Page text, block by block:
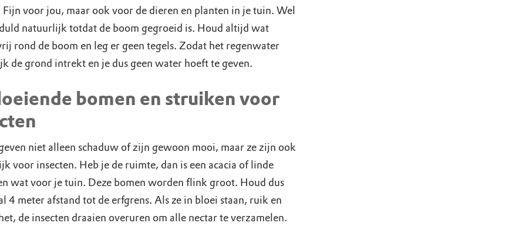
Fijn voor jou, maar ook voor de dieren en planten in je tuin. Wel
natuurlijk totdat de boom gegroeid is. Houd altijd wat
rond de boom en leg er geen tegels. Zodat het regenwater
de grond intrekt en je dus geen water hoeft te geven.
bomen en struiken voor
niet alleen schaduw of zijn gewoon mooi, maar ze zijn ook
voor insecten. Heb je de ruimte, dan is een acacia of linde
wat voor je tuin. Deze bomen worden flink groot. Houd dus
4 meter afstand tot de erfgrens. Als ze in bloei staan, ruik en
de insecten draaien overuren om alle nectar te verzamelen.